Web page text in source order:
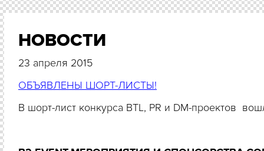
НОВОСТИ
23 апреля 2015
ОБЪЯВЛЕНЫ ШОРТ-ЛИСТЫ!
В шорт-лист конкурса BTL, PR и DM-проектов